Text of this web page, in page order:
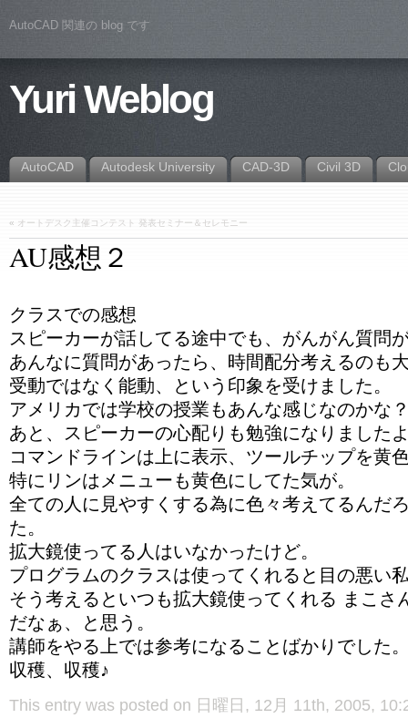
AutoCAD 関連の blog です
Yuri Weblog
AutoCAD Autodesk University CAD-3D Civil 3D
« オートデスク主催コンテスト 発表セミナー＆セレモニー
AU感想２
クラスでの感想
スピーカーが話してる途中でも、がんがん質問
あんなに質問があったら、時間配分考えるのも
受動ではなく能動、という印象を受けました。
アメリカでは学校の授業もあんな感じなのかな
あと、スピーカーの心配りも勉強になりました
コマンドラインは上に表示、ツールチップを黄
特にリンはメニューも黄色にしてた気が。
全ての人に見やすくする為に色々考えてるんだ
た。
拡大鏡使ってる人はいなかったけど。
プログラムのクラスは使ってくれると目の悪い
そう考えるといつも拡大鏡使ってくれる まこさ
だなぁ、と思う。
講師をやる上では参考になることばかりでした
収穫、収穫♪
This entry was posted on 日曜日, 12月 11th, 2005,